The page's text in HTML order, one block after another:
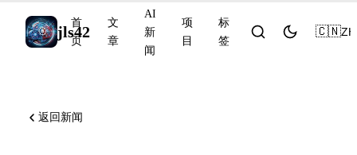
jls42
首
页
文
章
AI
新
闻
项
目
标
签
🇨🇳ZH
返回新闻